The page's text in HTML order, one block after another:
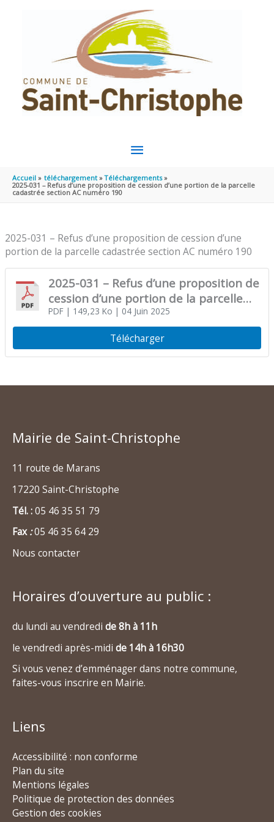
MENU
PRINCIPAL
Accueil téléchargement
Téléchargements
2025-031 – Refus d’une proposition de cession d’une portion de la parcelle
cadastrée section AC numéro 190
2025-031 – Refus d’une proposition de cession d’une
portion de la parcelle cadastrée section AC numéro 190
2025-031 – Refus d’une proposition de
cession d’une portion de la parcelle
cadastrée section AC numéro 190
PDF| 149,23 Ko | 04 Juin 2025
Télécharger
Mairie de Saint-Christophe
11 route de Marans
17220 Saint-Christophe
Tél. :05 46 35 51 79
Fax:05 46 35 64 29
Nous contacter
Horaires d’ouverture au public :
du lundi au vendredi de 8h à 11h
le vendredi après-midi de 14h à 16h30
Si vous venez d’emménager dans notre commune,
faites-vous inscrire en Mairie.
Liens
Accessibilité : non conforme
Plan du site
Mentions légales
Politique de protection des données
Gestion des cookies